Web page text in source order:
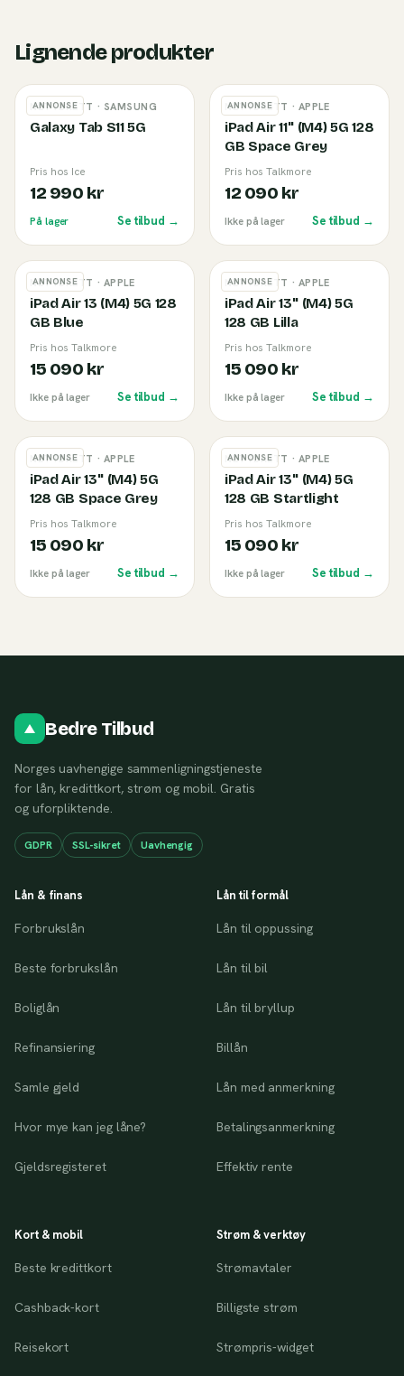
Lignende produkter
ANNONSE
NETTBRETT · SAMSUNG
Galaxy Tab S11 5G
Pris hos Ice
12 990 kr
På lager Se tilbud →
ANNONSE
NETTBRETT · APPLE
iPad Air 11'' (M4) 5G 128
GB Space Grey
Pris hos Talkmore
12 090 kr
Ikke på lager Se tilbud →
ANNONSE
NETTBRETT · APPLE
iPad Air 13 (M4) 5G 128
GB Blue
Pris hos Talkmore
15 090 kr
Ikke på lager Se tilbud →
ANNONSE
NETTBRETT · APPLE
iPad Air 13'' (M4) 5G
128 GB Lilla
Pris hos Talkmore
15 090 kr
Ikke på lager Se tilbud →
ANNONSE
NETTBRETT · APPLE
iPad Air 13'' (M4) 5G
128 GB Space Grey
Pris hos Talkmore
15 090 kr
Ikke på lager Se tilbud →
ANNONSE
NETTBRETT · APPLE
iPad Air 13'' (M4) 5G
128 GB Startlight
Pris hos Talkmore
15 090 kr
Ikke på lager Se tilbud →
Bedre Tilbud
Norges uavhengige sammenligningstjeneste
for lån, kredittkort, strøm og mobil. Gratis
og uforpliktende.
GDPR SSL-sikret Uavhengig
Lån & finans
Forbrukslån
Beste forbrukslån
Boliglån
Refinansiering
Samle gjeld
Hvor mye kan jeg låne?
Gjeldsregisteret
Lån til formål
Lån til oppussing
Lån til bil
Lån til bryllup
Billån
Lån med anmerkning
Betalingsanmerkning
Effektiv rente
Kort & mobil
Beste kredittkort
Cashback-kort
Reisekort
Strøm & verktøy
Strømavtaler
Billigste strøm
Strømpris-widget